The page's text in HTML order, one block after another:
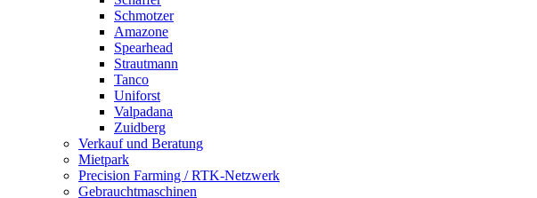
Schmotzer
Amazone
Spearhead
Strautmann
Tanco
Uniforst
Valpadana
Zuidberg
Verkauf und Beratung
Mietpark
Precision Farming / RTK-Netzwerk
Gebrauchtmaschinen